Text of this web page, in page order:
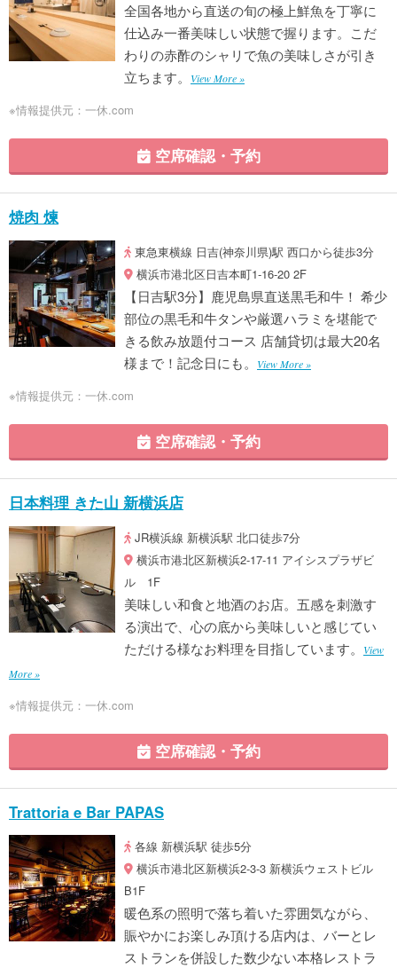
全国各地から直送の旬の極上鮮魚を丁寧に
仕込み一番美味しい状態で握ります。こだ
わりの赤酢のシャリで魚の美味しさが引き
立ちます。
View More »
※情報提供元：一休.com
空席確認・予約
焼肉 煉
東急東横線 日吉(神奈川県)駅 西口から徒歩3分
横浜市港北区日吉本町1-16-20 2F
【日吉駅3分】鹿児島県直送黒毛和牛！ 希少
部位の黒毛和牛タンや厳選ハラミを堪能で
きる飲み放題付コース 店舗貸切は最大20名
様まで！記念日にも。
View More »
※情報提供元：一休.com
空席確認・予約
日本料理 きた山 新横浜店
JR横浜線 新横浜駅 北口徒歩7分
横浜市港北区新横浜2-17-11 アイシスプラザビ
ル 1F
美味しい和食と地酒のお店。五感を刺激す
る演出で、心の底から美味しいと感じてい
ただける様なお料理を目指しています。
View
More »
※情報提供元：一休.com
空席確認・予約
Trattoria e Bar PAPAS
各線 新横浜駅 徒歩5分
横浜市港北区新横浜2-3-3 新横浜ウェストビル
B1F
暖色系の照明で落ち着いた雰囲気ながら、
賑やかにお楽しみ頂ける店内は、バーとレ
ストランを併設した数少ない本格レストラ